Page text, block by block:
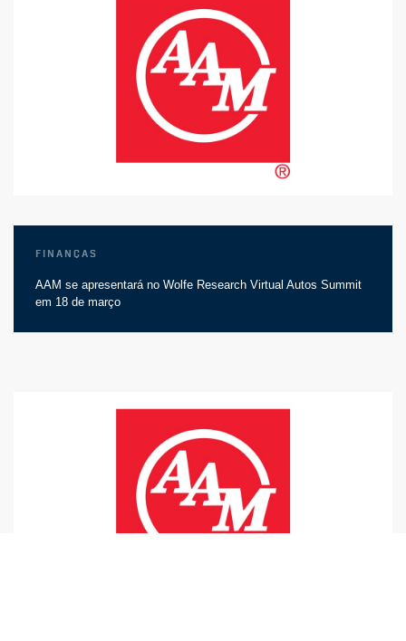
Finanças
AAM se apresentará no Wolfe Research Virtual Autos Summit
em 18 de março